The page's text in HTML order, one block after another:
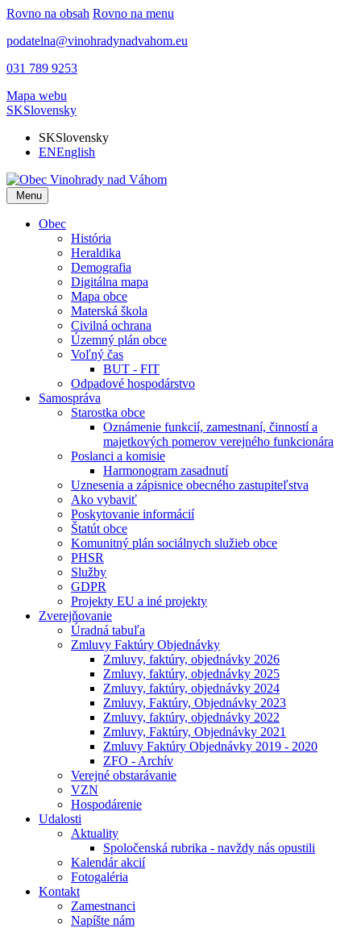
Rovno na obsah Rovno na menu
podatelna@vinohradynadvahom.eu
031 789 9253
Mapa webu
SKSlovensky
SKSlovensky
ENEnglish
Menu
Obec
História
Heraldika
Demografia
Digitálna mapa
Mapa obce
Materská škola
Civilná ochrana
Územný plán obce
Voľný čas
BUT - FIT
Odpadové hospodárstvo
Samospráva
Starostka obce
Oznámenie funkcií, zamestnaní, činností a
majetkových pomerov verejného funkcionára
Poslanci a komisie
Harmonogram zasadnutí
Uznesenia a zápisnice obecného zastupiteľstva
Ako vybaviť
Poskytovanie informácií
Štatút obce
Komunitný plán sociálnych služieb obce
PHSR
Služby
GDPR
Projekty EU a iné projekty
Zverejňovanie
Úradná tabuľa
Zmluvy Faktúry Objednávky
Zmluvy, faktúry, objednávky 2026
Zmluvy, faktúry, objednávky 2025
Zmluvy, faktúry, objednávky 2024
Zmluvy, Faktúry, Objednávky 2023
Zmluvy, faktúry, objednávky 2022
Zmluvy, Faktúry, Objednávky 2021
Zmluvy Faktúry Objednávky 2019 - 2020
ZFO - Archív
Verejné obstarávanie
VZN
Hospodárenie
Udalosti
Aktuality
Spoločenská rubrika - navždy nás opustili
Kalendár akcií
Fotogaléria
Kontakt
Zamestnanci
Napíšte nám